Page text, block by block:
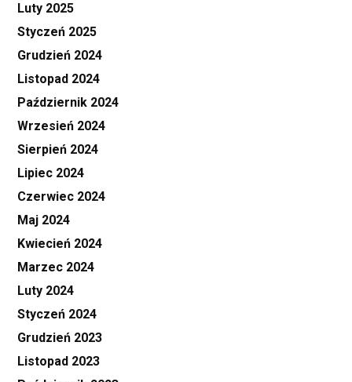
Luty 2025
Styczeń 2025
Grudzień 2024
Listopad 2024
Październik 2024
Wrzesień 2024
Sierpień 2024
Lipiec 2024
Czerwiec 2024
Maj 2024
Kwiecień 2024
Marzec 2024
Luty 2024
Styczeń 2024
Grudzień 2023
Listopad 2023